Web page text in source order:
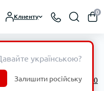
Клиенту
0
433
0
українською?
Залишити російську